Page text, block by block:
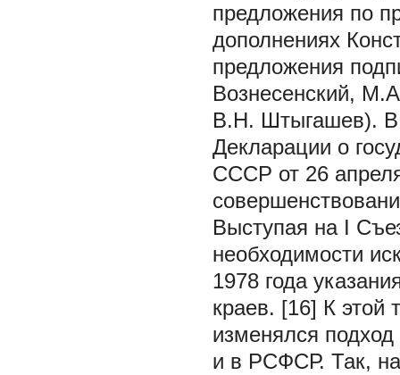
предложения по
дополнениях
предложения
Вознесенский,
В.Н. Штыгашев). В
Декларации о
СССР от 26
Выступая на I
необходимости
1978 года
краев. [16] К этой
изменялся
и в РСФСР. Так,